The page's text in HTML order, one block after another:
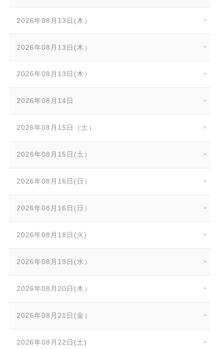
2026年08月13日(木）
2026年08月13日(木）
2026年08月13日(木）
2026年08月14日
2026年08月15日（土）
2026年08月15日(土）
2026年08月16日(日）
2026年08月16日(日）
2026年08月18日(火)
2026年08月19日(水）
2026年08月20日(木）
2026年08月21日(金）
2026年08月22日(土)